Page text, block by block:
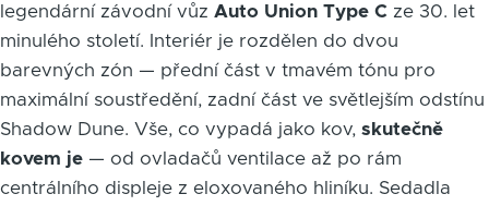
legendární závodní vůz Auto Union Type C ze 30. let
minulého století. Interiér je rozdělen do dvou
barevných zón — přední část v tmavém tónu pro
maximální soustředění, zadní část ve světlejším odstínu
Shadow Dune. Vše, co vypadá jako kov, skutečně
kovem je — od ovladačů ventilace až po rám
centrálního displeje z eloxovaného hliníku. Sedadla